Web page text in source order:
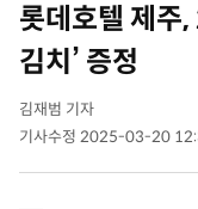
롯데호텔 제주,
김치’ 증정
김재범 기자
기사수정 2025-03-20